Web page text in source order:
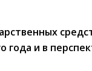
года и в